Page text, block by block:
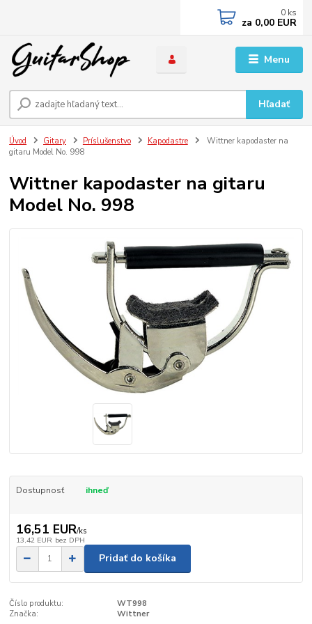
Menu
Hľadať
0 ks
za 0,00 EUR
Úvod Gitary Príslušenstvo Kapodastre
Wittner kapodaster na
gitaru Model No. 998
Wittner kapodaster na gitaru
Model No. 998
Dostupnosť ihneď
16,51 EUR/ks
13,42 EUR bez DPH
Pridať do košíka
Číslo produktu:
WT998
Značka:
Wittner